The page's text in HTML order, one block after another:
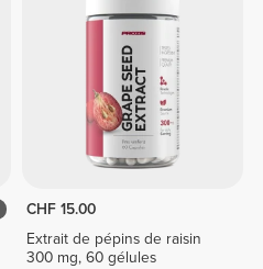
CHF 15.00
Extrait de pépins de raisin
300 mg, 60 gélules